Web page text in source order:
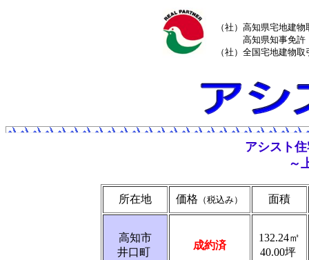
（社）高知県宅地建
高知県知事免許（
（社）全国宅地建物
アシスト
～
所在地 価格 （税込み） 面積
高知市
井口町
成約済
132.24㎡
40.00坪